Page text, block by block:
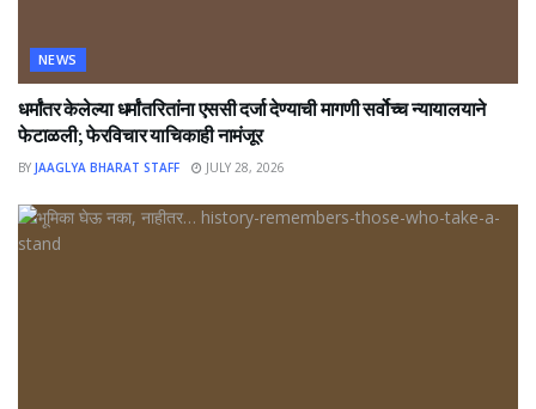
NEWS
धर्मांतर केलेल्या धर्मांतरितांना एससी दर्जा देण्याची मागणी सर्वोच्च न्यायालयाने
फेटाळली; फेरविचार याचिकाही नामंजूर
BY JAAGLYA BHARAT STAFF JULY 28, 2026